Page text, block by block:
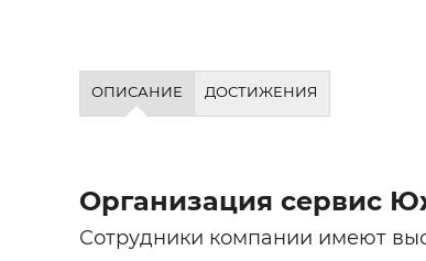
ОПИСАНИЕ ДОСТИЖЕНИЯ
Организация сервис
Сотрудники компании имеют